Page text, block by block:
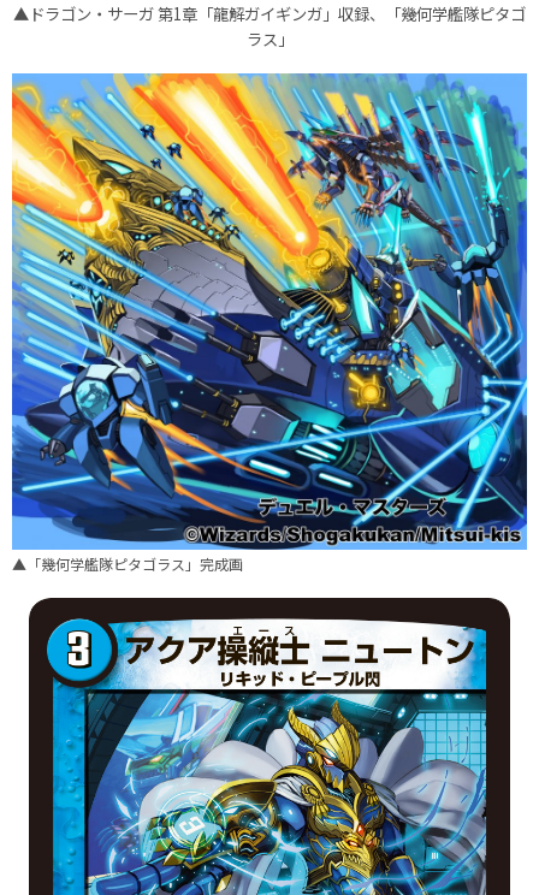
▲ドラゴン・サーガ 第1章「龍解ガイギンガ」収録、「幾何学艦隊ピタゴ
ラス」
▲「幾何学艦隊ピタゴラス」完成画